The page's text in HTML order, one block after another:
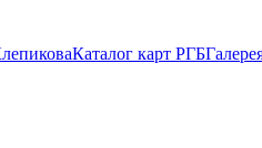
Каталог карт РГБ